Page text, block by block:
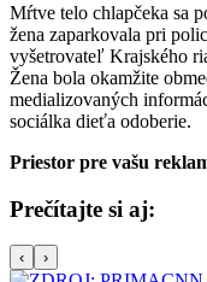
Mŕtve telo chlapčeka sa
žena zaparkovala pri
vyšetrovateľ Krajského
Žena bola okamžite
medializovaných
sociálka dieťa odoberie.
Priestor pre vašu
Prečítajte si aj:
‹ ›